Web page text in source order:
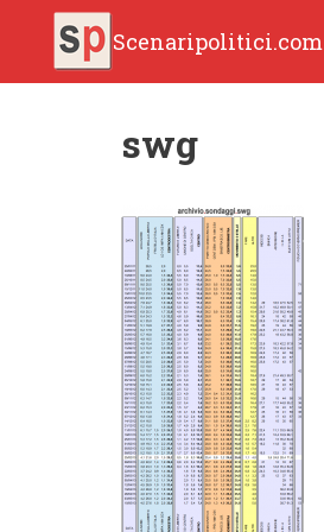
Scenaripolitici.com
swg